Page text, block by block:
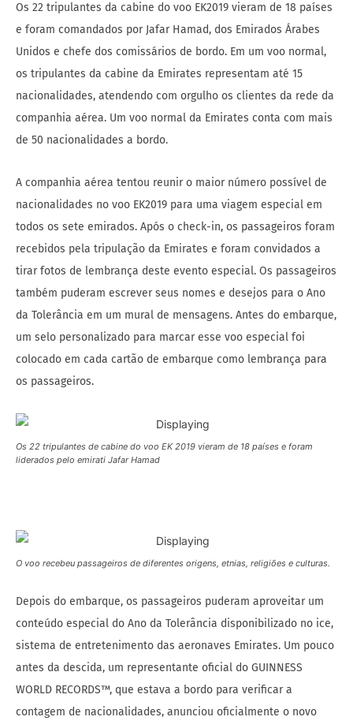
Os 22 tripulantes da cabine do voo EK2019 vieram de 18 países
e foram comandados por Jafar Hamad, dos Emirados Árabes
Unidos e chefe dos comissários de bordo. Em um voo normal,
os tripulantes da cabine da Emirates representam até 15
nacionalidades, atendendo com orgulho os clientes da rede da
companhia aérea. Um voo normal da Emirates conta com mais
de 50 nacionalidades a bordo.
A companhia aérea tentou reunir o maior número possível de
nacionalidades no voo EK2019 para uma viagem especial em
todos os sete emirados. Após o check-in, os passageiros foram
recebidos pela tripulação da Emirates e foram convidados a
tirar fotos de lembrança deste evento especial. Os passageiros
também puderam escrever seus nomes e desejos para o Ano
da Tolerância em um mural de mensagens. Antes do embarque,
um selo personalizado para marcar esse voo especial foi
colocado em cada cartão de embarque como lembrança para
os passageiros.
Os 22 tripulantes de cabine do voo EK 2019 vieram de 18 países e foram
liderados pelo emirati Jafar Hamad
O voo recebeu passageiros de diferentes origens, etnias, religiões e culturas.
Depois do embarque, os passageiros puderam aproveitar um
conteúdo especial do Ano da Tolerância disponibilizado no ice,
sistema de entretenimento das aeronaves Emirates. Um pouco
antes da descida, um representante oficial do GUINNESS
WORLD RECORDS™, que estava a bordo para verificar a
contagem de nacionalidades, anunciou oficialmente o novo